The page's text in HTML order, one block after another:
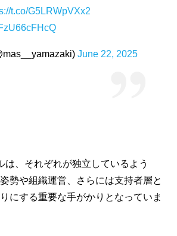
t.co/G5LRWpVXx2
June 22, 2025
は、それぞれが独立しているよう
勢や組織運営、さらには支持者層と
にする重要な手がかりとなっていま